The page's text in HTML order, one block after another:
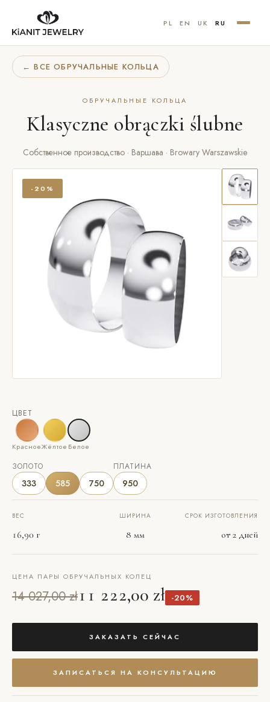
PL EN UK RU
← ВСЕ ОБРУЧАЛЬНЫЕ КОЛЬЦА
ОБРУЧАЛЬНЫЕ КОЛЬЦА
Klasyczne obrączki ślubne
Собственное производство · Варшава · Browary Warszawskie
-20%
ЦВЕТ
КрасноеЖёлтое Белое
ЗОЛОТО
333 585 750
ПЛАТИНА
950
ВЕС
16,90 г
ШИРИНА
8 мм
СРОК ИЗГОТОВЛЕНИЯ
от 2 дней
ЦЕНА ПАРЫ ОБРУЧАЛЬНЫХ КОЛЕЦ
14 027,00 zł11 222,00 zł -20%
ЗАКАЗАТЬ СЕЙЧАС
ЗАПИСАТЬСЯ НА КОНСУЛЬТАЦИЮ